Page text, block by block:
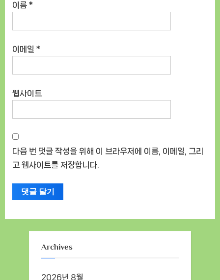
이름 *
이메일 *
웹사이트
다음 번 댓글 작성을 위해 이 브라우저에 이름, 이메일, 그리
고 웹사이트를 저장합니다.
Archives
2026년 8월